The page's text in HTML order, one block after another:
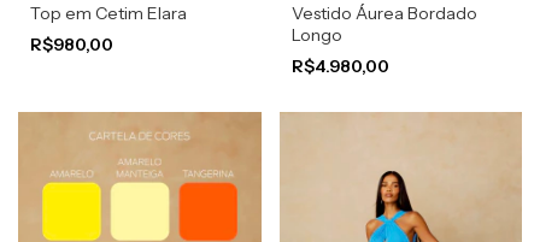
Top em Cetim Elara
R$980,00
Vestido Áurea Bordado
Longo
R$4.980,00